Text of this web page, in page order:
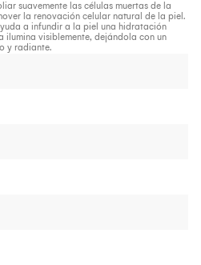
suavemente las células muertas de la
la renovación celular natural de la piel.
a infundir a la piel una hidratación
ilumina visiblemente, dejándola con un
y radiante.